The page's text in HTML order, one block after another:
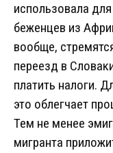
использовала
беженцев из
вообще,
переезд в
платить налоги.
это облегчает
Тем не менее
мигранта